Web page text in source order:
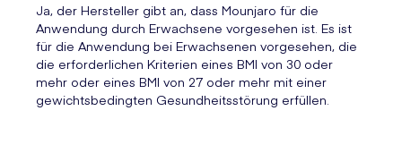
Ja, der Hersteller gibt an, dass Mounjaro für die
Anwendung durch Erwachsene vorgesehen ist. Es ist
für die Anwendung bei Erwachsenen vorgesehen, die
die erforderlichen Kriterien eines BMI von 30 oder
mehr oder eines BMI von 27 oder mehr mit einer
gewichtsbedingten Gesundheitsstörung erfüllen.